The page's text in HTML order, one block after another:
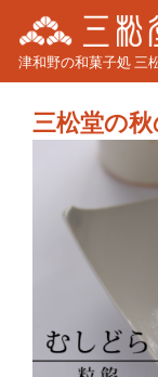
津和野の和菓子処 三
三松堂の